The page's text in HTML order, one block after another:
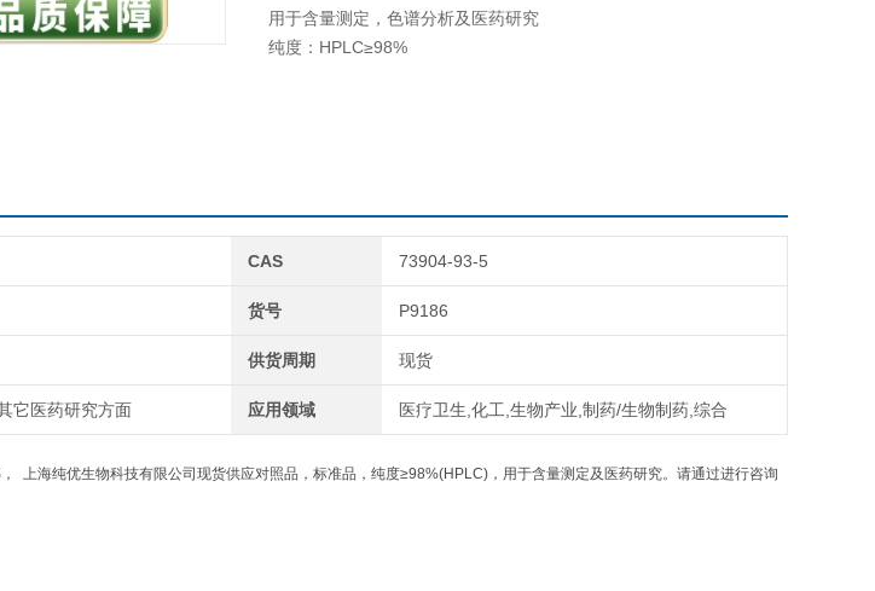
用于含量测定，色谱分析及医药研究
纯度：HPLC≥98%
CAS 73904-93-5
货号 P9186
供货周期 现货
它医药研究方面 应用领域 医疗卫生,化工,生物产业,制药/生物制药,综合
， 上海纯优生物科技有限公司现货供应对照品，标准品，纯度≥98%(HPLC)，用于含量测定及医药研究。请通过进行咨询